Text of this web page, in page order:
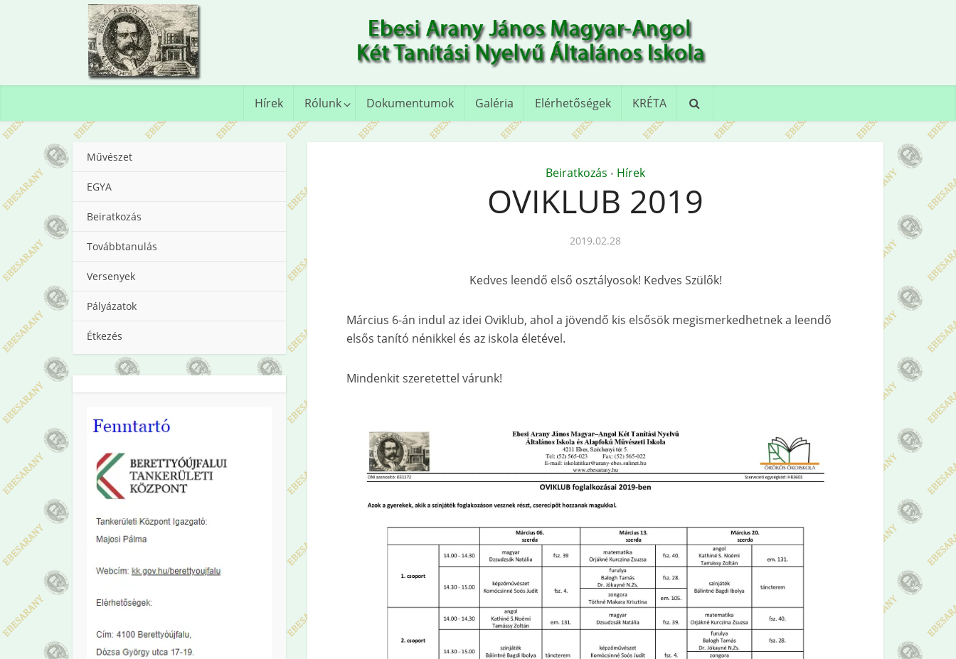
Hírek Rólunk Dokumentumok Galéria Elérhetőségek KRÉTA
Művészet
EGYA
Beiratkozás
Továbbtanulás
Versenyek
Pályázatok
Étkezés
Beiratkozás • Hírek
OVIKLUB 2019
2019.02.28
Kedves leendő első osztályosok! Kedves Szülők!
Március 6-án indul az idei Oviklub, ahol a jövendő kis elsősök megismerkedhetnek a leendő
elsős tanító nénikkel és az iskola életével.
Mindenkit szeretettel várunk!